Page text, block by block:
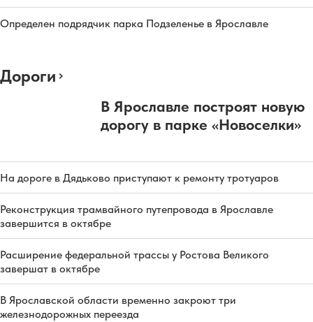
Определен подрядчик парка Подзеленье в Ярославле
Дороги
В Ярославле построят новую
дорогу в парке «Новоселки»
На дороге в Дядьково приступают к ремонту тротуаров
Реконструкция трамвайного путепровода в Ярославле
завершится в октябре
Расширение федеральной трассы у Ростова Великого
завершат в октябре
В Ярославской области временно закроют три
железнодорожных переезда